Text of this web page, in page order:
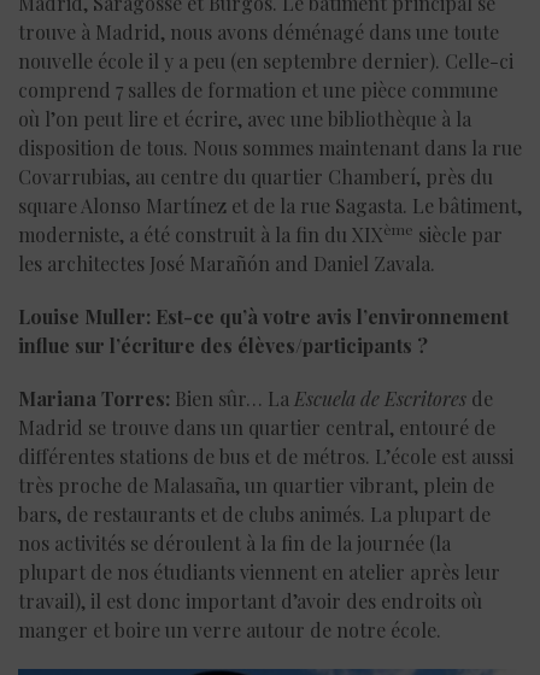
trouve à Madrid, nous avons déménagé dans une toute
nouvelle école il y a peu (en septembre dernier). Celle-ci
comprend 7 salles de formation et une pièce commune
où l’on peut lire et écrire, avec une bibliothèque à la
disposition de tous. Nous sommes maintenant dans la rue
Covarrubias, au centre du quartier Chamberí, près du
square Alonso Martínez et de la rue Sagasta. Le bâtiment,
moderniste, a été construit à la fin du XIXème siècle par
les architectes José Marañón and Daniel Zavala.
Louise Muller: Est-ce qu’à votre avis l’environnement
influe sur l’écriture des élèves/participants ?
Mariana Torres: Bien sûr… La Escuela de Escritores de
Madrid se trouve dans un quartier central, entouré de
différentes stations de bus et de métros. L’école est aussi
très proche de Malasaña, un quartier vibrant, plein de
bars, de restaurants et de clubs animés. La plupart de
nos activités se déroulent à la fin de la journée (la
plupart de nos étudiants viennent en atelier après leur
travail), il est donc important d’avoir des endroits où
manger et boire un verre autour de notre école.